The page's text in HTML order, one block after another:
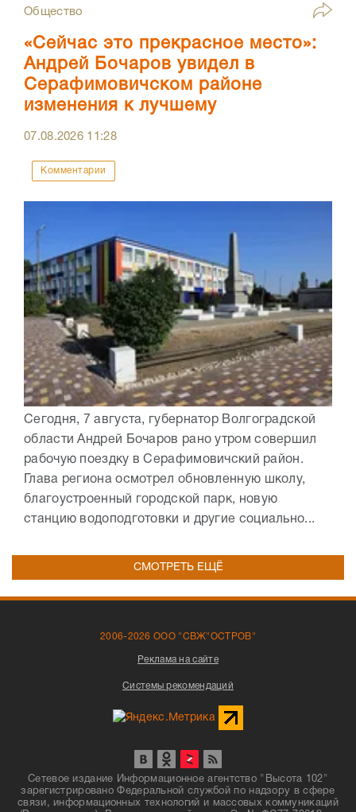
Общество
«Сейчас это прекрасное место»:
Андрей Бочаров увидел в
Серафимовичском районе
изменения к лучшему
07.08.2026 11:28
Комментарии
Сегодня, 7 августа, губернатор Волгоградской
области Андрей Бочаров рано утром совершил
рабочую поездку в Серафимовичский район.
Глава региона осмотрел обновленную школу,
благоустроенный городской парк, новую
станцию водоподготовки и другие социально...
СМОТРЕТЬ ЕЩЁ
2006-2026 ООО "СВЖ"ОСТРОВ"
Реклама на сайте
Системы рекомендаций
Сетевое издание Информационное агентство "Высота 102"
зарегистрировано Федеральной службой по надзору в сфере
связи, информационных технологий и массовых коммуникаций